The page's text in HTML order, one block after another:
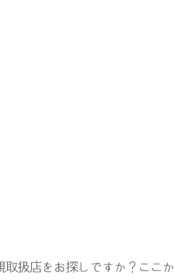
取扱店をお探しですか？ここ